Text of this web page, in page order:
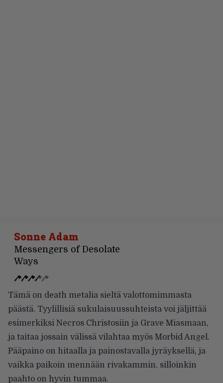
Sonne Adam
Messengers of Desolate
Ways
Tämä on death metalia sieltä valottomimmasta
päästä. Tyylillisiä sukulaisuussuhteista voi jäljittää
esimerkiksi Necros Christosiin ja Grave Miasmaan,
ja taitaa jossain välissä vilahtaa myös Morbid Angel.
Pääpaino on hitaalla ja painostavalla jyräyksellä, ja
vaikka paikoin mennään rivakammin, silloinkin
paahto on hyvin tummaa.